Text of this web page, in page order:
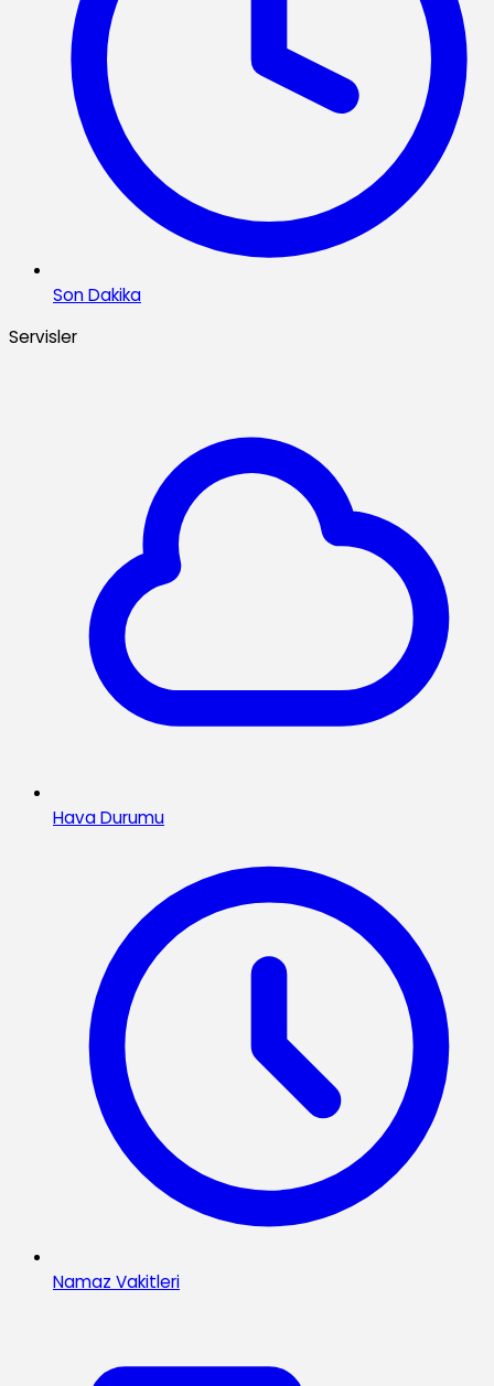
Son Dakika
Servisler
Hava Durumu
Namaz Vakitleri